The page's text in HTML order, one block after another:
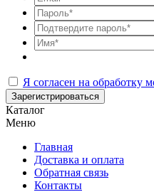
Я согласен на обработку
Зарегистрироваться
Каталог
Меню
Главная
Доставка и оплата
Обратная связь
Контакты